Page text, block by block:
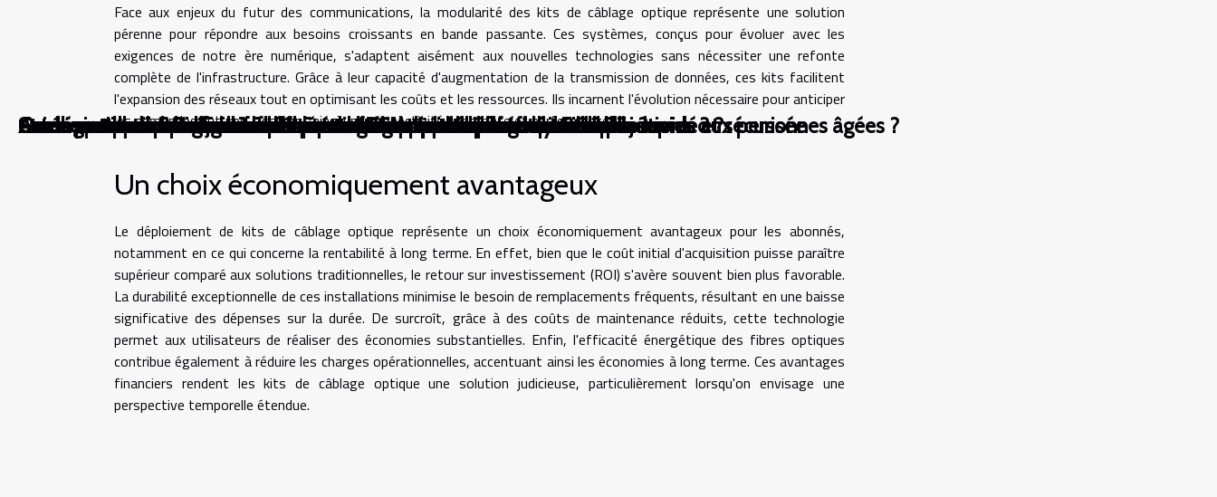
Face aux enjeux du futur des communications, la modularité des kits de câblage optique représente une solution
pérenne pour répondre aux besoins croissants en bande passante. Ces systèmes, conçus pour évoluer avec les
exigences de notre ère numérique, s'adaptent aisément aux nouvelles technologies sans nécessiter une refonte
complète de l'infrastructure. Grâce à leur capacité d'augmentation de la transmission de données, ces kits facilitent
l'expansion des réseaux tout en optimisant les coûts et les ressources. Ils incarnent l'évolution nécessaire pour anticiper
les demandes futures, assurant ainsi une connectivité constante et performante.
Un choix économiquement avantageux
Le déploiement de kits de câblage optique représente un choix économiquement avantageux pour les abonnés,
notamment en ce qui concerne la rentabilité à long terme. En effet, bien que le coût initial d'acquisition puisse paraître
supérieur comparé aux solutions traditionnelles, le retour sur investissement (ROI) s'avère souvent bien plus favorable.
La durabilité exceptionnelle de ces installations minimise le besoin de remplacements fréquents, résultant en une baisse
significative des dépenses sur la durée. De surcroît, grâce à des coûts de maintenance réduits, cette technologie
permet aux utilisateurs de réaliser des économies substantielles. Enfin, l'efficacité énergétique des fibres optiques
contribue également à réduire les charges opérationnelles, accentuant ainsi les économies à long terme. Ces avantages
financiers rendent les kits de câblage optique une solution judicieuse, particulièrement lorsqu'on envisage une
perspective temporelle étendue.
Comment le montage en direct révolutionne l'assemblage de PC ?
Comment les avancées en robotique humanoïde transforment-elles les soins aux personnes âgées ?
Comment la technologie influence-t-elle les méthodes éducatives modernes ?
Quels sont les impacts des avatars numériques sur l'identité sociale ?
Comment les innovations en réalité augmentée transforment-elles le jeu vidéo ?
Guide pratique pour acheter des cartes PSN par Allopass sans complications
Stratégies pour transformer efficacement des vidéos en fichiers audio ?
Comment choisir l'objectif idéal pour votre appareil photo hybride ?
Amélioration du Wi-Fi domestique stratégies pour une connexion plus rapide et sécurisée
Astuce pour choisir des composants informatiques éco-responsables